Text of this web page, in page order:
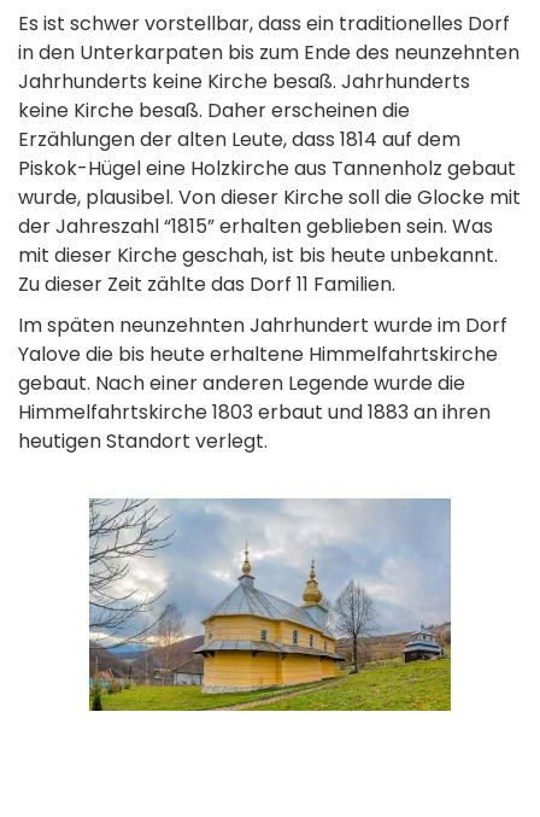
Es ist schwer vorstellbar, dass ein traditionelles Dorf
in den Unterkarpaten bis zum Ende des neunzehnten
Jahrhunderts keine Kirche besaß. Jahrhunderts
keine Kirche besaß. Daher erscheinen die
Erzählungen der alten Leute, dass 1814 auf dem
Piskok-Hügel eine Holzkirche aus Tannenholz gebaut
wurde, plausibel. Von dieser Kirche soll die Glocke mit
der Jahreszahl “1815” erhalten geblieben sein. Was
mit dieser Kirche geschah, ist bis heute unbekannt.
Zu dieser Zeit zählte das Dorf 11 Familien.
Im späten neunzehnten Jahrhundert wurde im Dorf
Yalove die bis heute erhaltene Himmelfahrtskirche
gebaut. Nach einer anderen Legende wurde die
Himmelfahrtskirche 1803 erbaut und 1883 an ihren
heutigen Standort verlegt.